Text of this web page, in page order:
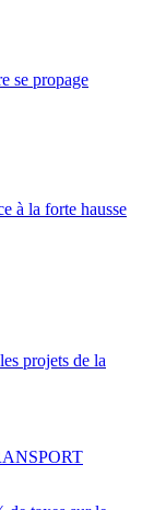
se propage
à la forte hausse
projets de la